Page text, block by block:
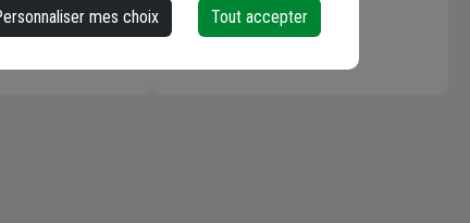
mes choix Tout accepter